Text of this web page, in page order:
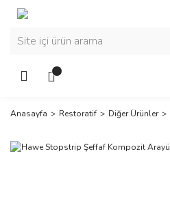
Anasayfa Restoratif Diğer Ürünler